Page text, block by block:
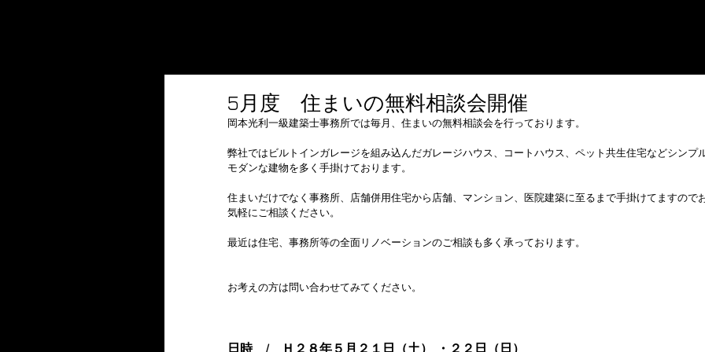
5月度 住まいの無料相談会開催
岡本光利一級建築士事務所では毎月、住まいの無料相談会を行っております。
弊社ではビルトインガレージを組み込んだガレージハウス、コートハウス、ペット共生住宅などシンプ
モダンな建物を多く手掛けております。
住まいだけでなく事務所、店舗併用住宅から店舗、マンション、医院建築に至るまで手掛けてますので
気軽にご相談ください。
最近は住宅、事務所等の全面リノベーションのご相談も多く承っております。
お考えの方は問い合わせてみてください。
日時　/　Ｈ２８年５月２１日（土） ・２２日（日）